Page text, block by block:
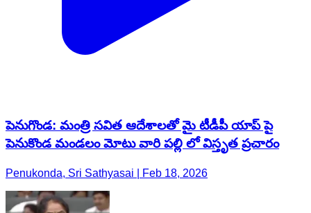
పెనుగొండ: మంత్రి సవిత ఆదేశాలతో మై టీడీపీ యాప్ పై
పెనుకొండ మండలం మోటు వారి పల్లి లో విస్తృత ప్రచారం
Penukonda, Sri Sathyasai | Feb 18, 2026